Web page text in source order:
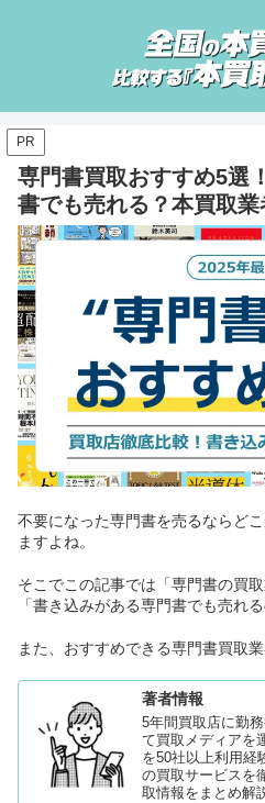
PR
専門書買取おすすめ5選
書でも売れる？本買取業
不要になった専門書を売るならど
ますよね。
そこでこの記事では「専門書の買
「書き込みがある専門書でも売れ
また、おすすめできる専門書買取
著者情報
5年間買取店に勤
て買取メディアを
を50社以上利用経
の買取サービスを
取情報をまとめ解